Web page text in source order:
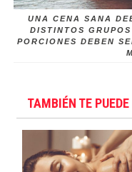
UNA CENA SANA
DISTINTOS
PORCIONES DEBEN
TAMBIÉN TE